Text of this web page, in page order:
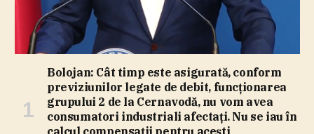
Bolojan: Cât timp este asigurată, conform
previziunilor legate de debit, funcţionarea
grupului 2 de la Cernavodă, nu vom avea
consumatori industriali afectaţi. Nu se iau în